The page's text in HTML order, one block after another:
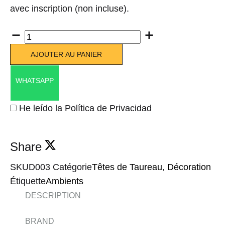
avec inscription (non incluse).
Quantité
AJOUTER AU PANIER
WHATSAPP
He leído la Política de Privacidad
Share
SKUD003 CatégorieTêtes de Taureau, Décoration
ÉtiquetteAmbients
DESCRIPTION
BRAND